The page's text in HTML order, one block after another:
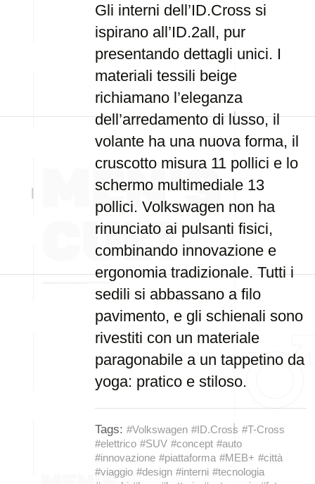
Gli interni dell’ID.Cross si
ispirano all’ID.2all, pur
presentando dettagli unici. I
materiali tessili beige
richiamano l’eleganza
dell’arredamento di lusso, il
volante ha una nuova forma, il
cruscotto misura 11 pollici e lo
schermo multimediale 13
pollici. Volkswagen non ha
rinunciato ai pulsanti fisici,
combinando innovazione e
ergonomia tradizionale. Tutti i
sedili si abbassano a filo
pavimento, e gli schienali sono
rivestiti con un materiale
paragonabile a un tappetino da
yoga: pratico e stiloso.
Tags: #Volkswagen #ID.Cross #T-Cross
#elettrico #SUV #concept #auto
#innovazione #piattaforma #MEB+ #città
#viaggio #design #interni #tecnologia